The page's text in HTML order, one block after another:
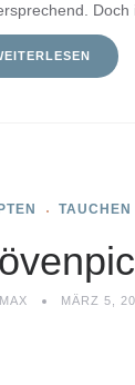
Doch
TAUCHEN
MAX MÄRZ 5,